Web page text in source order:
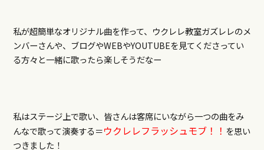
私が超簡単なオリジナル曲を作って、ウクレレ教室ガズレレのメ
ンバーさんや、ブログやWEBやYOUTUBEを見てくださってい
る方々と一緒に歌ったら楽しそうだなー
私はステージ上で歌い、皆さんは客席にいながら一つの曲をみ
んなで歌って演奏する＝ウクレレフラッシュモブ！！ を思い
つきました！